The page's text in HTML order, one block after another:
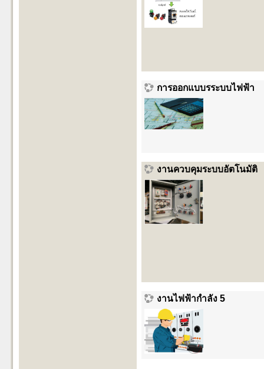
การออกแบบรระบบไฟฟ้า
งานควบคุมระบบอัตโนมัติ
งานไฟฟ้ากำลัง 5